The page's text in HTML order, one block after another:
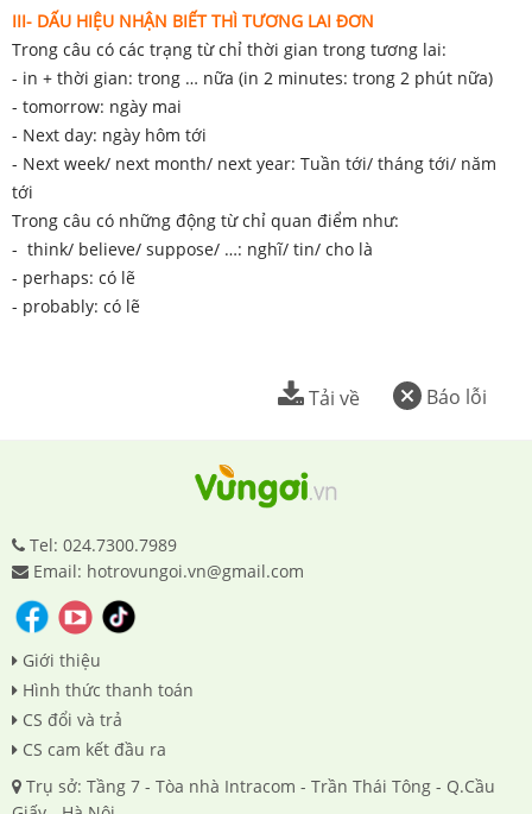
III- DẤU HIỆU NHẬN BIẾT THÌ TƯƠNG LAI ĐƠN
Trong câu có các trạng từ chỉ thời gian trong tương lai:
- in + thời gian: trong … nữa (in 2 minutes: trong 2 phút nữa)
- tomorrow: ngày mai
- Next day: ngày hôm tới
- Next week/ next month/ next year: Tuần tới/ tháng tới/ năm
tới
Trong câu có những động từ chỉ quan điểm như:
- think/ believe/ suppose/ …: nghĩ/ tin/ cho là
- perhaps: có lẽ
- probably: có lẽ
Báo lỗi
Tải về
Tel: 024.7300.7989
Email: hotrovungoi.vn@gmail.com
Giới thiệu
Hình thức thanh toán
CS đổi và trả
CS cam kết đầu ra
Trụ sở: Tầng 7 - Tòa nhà Intracom - Trần Thái Tông - Q.Cầu